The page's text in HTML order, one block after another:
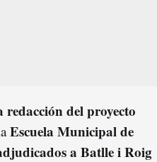
redacción del proyecto
Escuela Municipal de
a Batlle i Roig